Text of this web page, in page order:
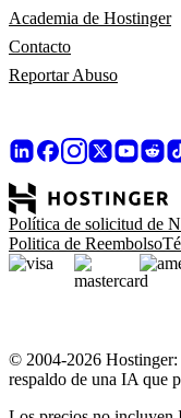
Academia de Hostinger
Contacto
Reportar Abuso
Política de solicitud de
Politica de Reembolso
© 2004-2026 Hostinger:
respaldo de una IA que